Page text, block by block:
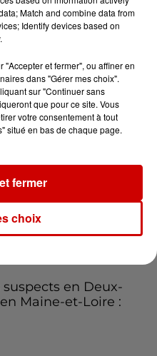
mieux
rochefortaise
Frot est décédée
cette commune
Loire a été
deux...
suspects en Deux-
Maine-et-Loire :
Match and combine data from
Identify devices based on
et fermer", ou affiner en
dans "Gérer mes choix".
sur "Continuer sans
que pour ce site. Vous
votre consentement à tout
situé en bas de chaque page.
choix
fermer